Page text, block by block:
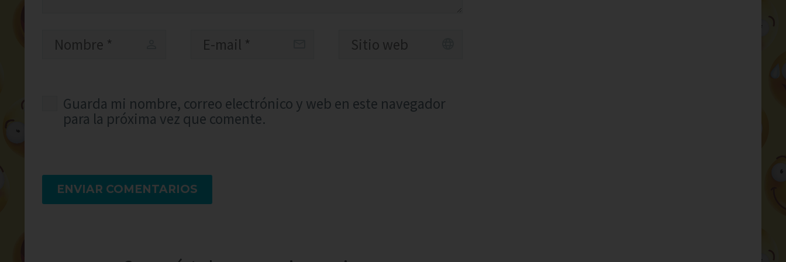
Guarda mi nombre, correo electrónico y web en este navegador
para la próxima vez que comente.
ENVIAR COMENTARIOS